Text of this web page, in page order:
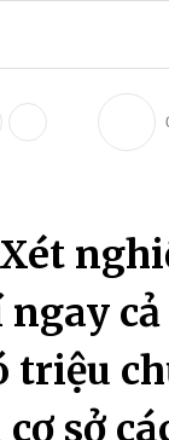
Xét
triệu
sở